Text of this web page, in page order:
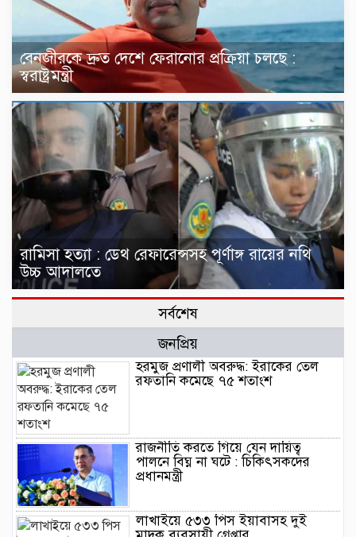
বেনজীরকে দ্রুত দেশে ফেরানোর প্রক্রিয়া চলছে :
স্বরাষ্ট্রমন্ত্রী
রামিসা হত্যা : ডেথ রেফারেন্সসহ পূর্ণাঙ্গ রায়ের নথি
উচ্চ আদালতে
সর্বশেষ
জনপ্রিয়
হরমুজ প্রণালী অবরুদ্ধ: ইরাকের তেল
রফতানি কমেছে ৭৫ শতাংশ
রাজনীতি করতে গিয়ে যেন দায়িত্ব
পালনে বিঘ্ন না ঘটে : চিকিৎসকদের
প্রধানমন্ত্রী
লাখাইয়ে ৫৩৩ পিস ইয়াবাসহ দুই